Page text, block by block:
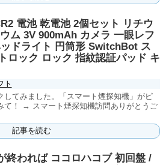
電池 乾電池 2個セット リチウ
ム 3V 900mAh カメラ 一眼レフ
ドライト 円筒形 SwitchBot ス
ロック ロック 指紋認証パッド キ
ト
してみました。「スマート煙探知機」がピ
て！ → スマート煙探知機訪問ありがとうご
記事を読む
終われば ココロハコブ 初回盤 /